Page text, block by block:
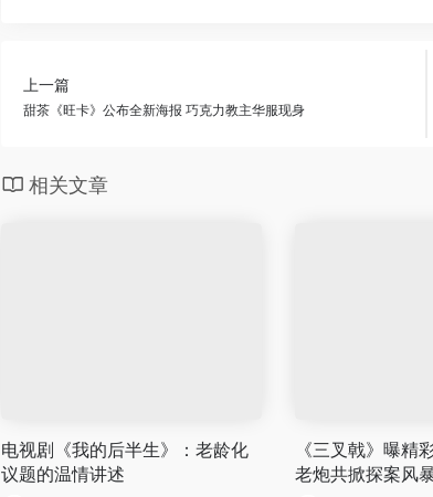
上一篇
甜茶《旺卡》公布全新海报 巧克力教主华服现身
相关文章
电视剧《我的后半生》：老龄化
议题的温情讲述
《三叉戟》曝精
老炮共掀探案风